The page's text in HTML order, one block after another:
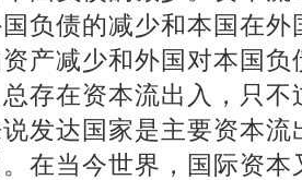
负债的减少和本国在
产减少和外国对本国
存在资本流出入，只
发达国家是主要资本
在当今世界，国际资